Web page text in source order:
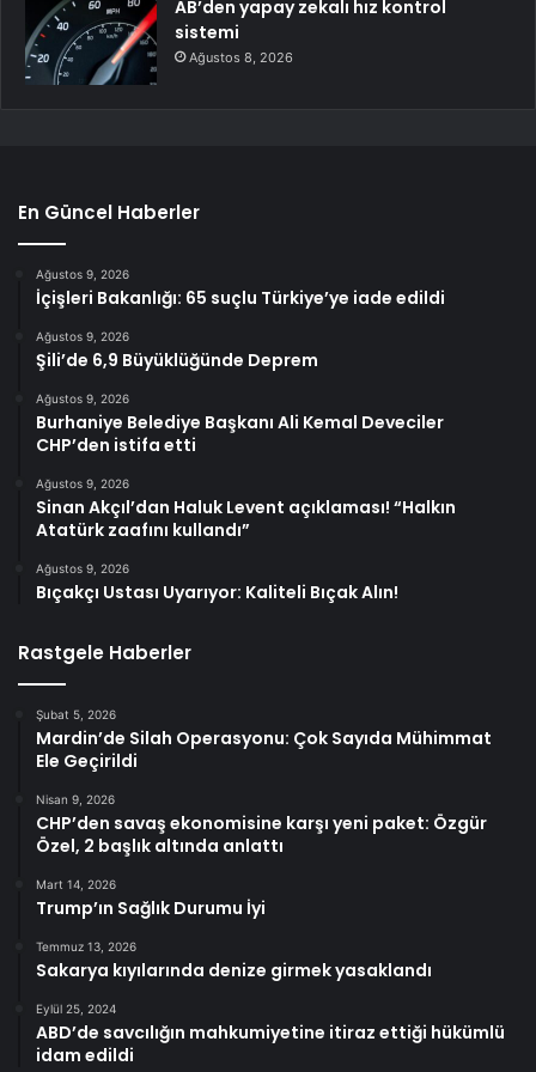
AB’den yapay zekalı hız kontrol
sistemi
Ağustos 8, 2026
En Güncel Haberler
Ağustos 9, 2026
İçişleri Bakanlığı: 65 suçlu Türkiye’ye iade edildi
Ağustos 9, 2026
Şili’de 6,9 Büyüklüğünde Deprem
Ağustos 9, 2026
Burhaniye Belediye Başkanı Ali Kemal Deveciler
CHP’den istifa etti
Ağustos 9, 2026
Sinan Akçıl’dan Haluk Levent açıklaması! “Halkın
Atatürk zaafını kullandı”
Ağustos 9, 2026
Bıçakçı Ustası Uyarıyor: Kaliteli Bıçak Alın!
Rastgele Haberler
Şubat 5, 2026
Mardin’de Silah Operasyonu: Çok Sayıda Mühimmat
Ele Geçirildi
Nisan 9, 2026
CHP’den savaş ekonomisine karşı yeni paket: Özgür
Özel, 2 başlık altında anlattı
Mart 14, 2026
Trump’ın Sağlık Durumu İyi
Temmuz 13, 2026
Sakarya kıyılarında denize girmek yasaklandı
Eylül 25, 2024
ABD’de savcılığın mahkumiyetine itiraz ettiği hükümlü
idam edildi